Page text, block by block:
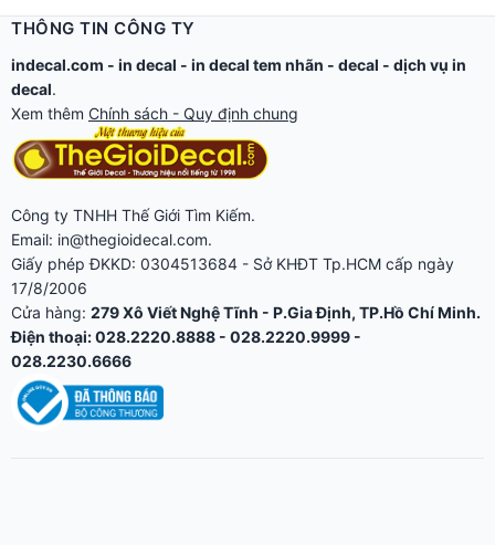
THÔNG TIN CÔNG TY
indecal.com - in decal - in decal tem nhãn - decal - dịch vụ in
decal.
Xem thêm Chính sách - Quy định chung
Công ty TNHH Thế Giới Tìm Kiếm.
Email: in@thegioidecal.com.
Giấy phép ĐKKD: 0304513684 - Sở KHĐT Tp.HCM cấp ngày
17/8/2006
Cửa hàng: 279 Xô Viết Nghệ Tĩnh - P.Gia Định, TP.Hồ Chí Minh.
Điện thoại: 028.2220.8888 - 028.2220.9999 -
028.2230.6666